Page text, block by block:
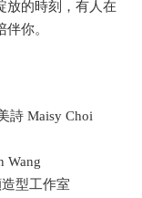
放的時刻，有人在
你。
詩 Maisy Choi
Wang
型工作室